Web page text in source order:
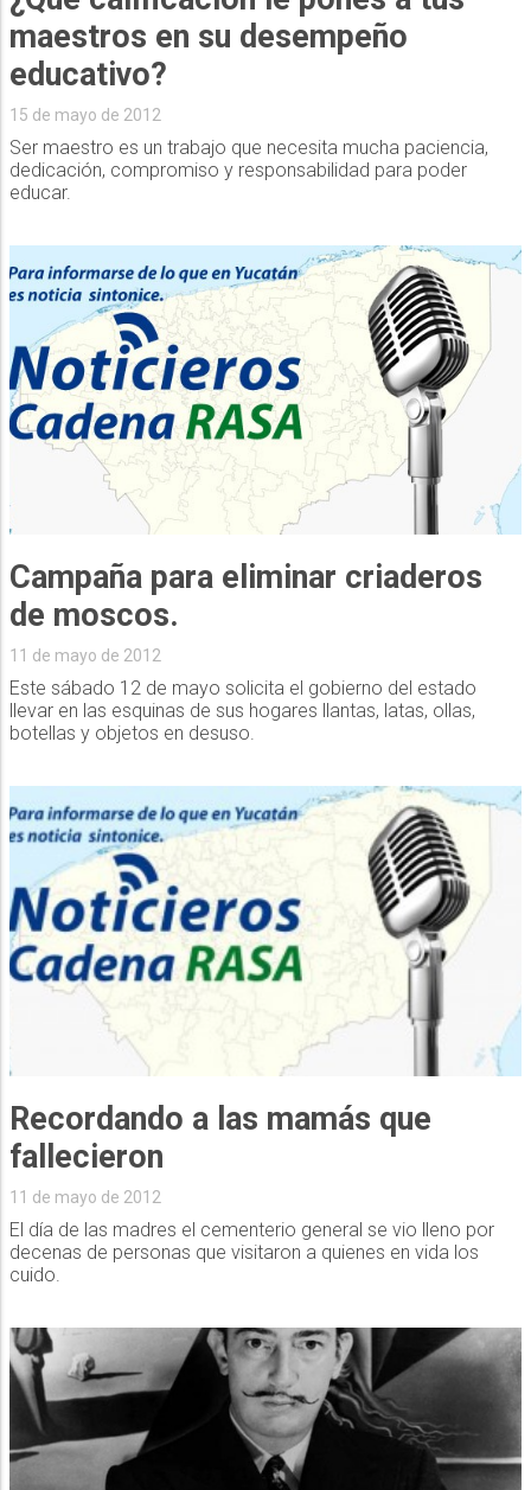
maestros en su desempeño
educativo?
15 de mayo de 2012
Ser maestro es un trabajo que necesita mucha paciencia,
dedicación, compromiso y responsabilidad para poder
educar.
Campaña para eliminar criaderos
de moscos.
11 de mayo de 2012
Este sábado 12 de mayo solicita el gobierno del estado
llevar en las esquinas de sus hogares llantas, latas, ollas,
botellas y objetos en desuso.
Recordando a las mamás que
fallecieron
11 de mayo de 2012
El día de las madres el cementerio general se vio lleno por
decenas de personas que visitaron a quienes en vida los
cuido.